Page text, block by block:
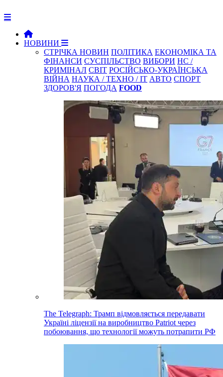
НОВИНИ
СТРІЧКА НОВИН ПОЛІТИКА ЕКОНОМІКА ТА
ФІНАНСИ СУСПІЛЬСТВО ВИБОРИ НС /
КРИМІНАЛ СВІТ РОСІЙСЬКО-УКРАЇНСЬКА
ВІЙНА НАУКА / ТЕХНО / IT АВТО СПОРТ
ЗДОРОВ'Я ПОГОДА FOOD
The Telegraph: Трамп відмовляється передавати
Україні ліцензії на виробництво Patriot через
побоювання, що технології можуть потрапити РФ